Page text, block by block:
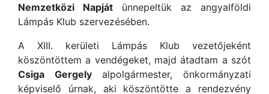
Nemzetközi Napját ünnepeltük az angyalföldi
Lámpás Klub szervezésében.
A XIII. kerületi Lámpás Klub vezetőjeként
köszöntöttem a vendégeket, majd átadtam a szót
Csiga Gergelyalpolgármester, önkormányzati
képviselő úrnak, aki köszöntötte a rendezvény